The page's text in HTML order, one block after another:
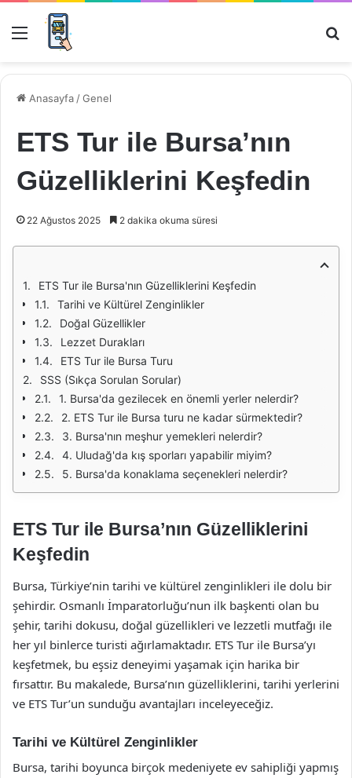
Menü
Anasayfa /Genel
ETS Tur ile Bursa’nın
Güzelliklerini Keşfedin
22 Ağustos 2025 2 dakika okuma süresi
ETS Tur ile Bursa'nın Güzelliklerini Keşfedin
Tarihi ve Kültürel Zenginlikler
Doğal Güzellikler
Lezzet Durakları
ETS Tur ile Bursa Turu
SSS (Sıkça Sorulan Sorular)
1. Bursa'da gezilecek en önemli yerler nelerdir?
2. ETS Tur ile Bursa turu ne kadar sürmektedir?
3. Bursa'nın meşhur yemekleri nelerdir?
4. Uludağ'da kış sporları yapabilir miyim?
5. Bursa'da konaklama seçenekleri nelerdir?
ETS Tur ile Bursa’nın Güzelliklerini
Keşfedin
Bursa, Türkiye’nin tarihi ve kültürel zenginlikleri ile dolu bir
şehirdir. Osmanlı İmparatorluğu’nun ilk başkenti olan bu
şehir, tarihi dokusu, doğal güzellikleri ve lezzetli mutfağı ile
her yıl binlerce turisti ağırlamaktadır. ETS Tur ile Bursa’yı
keşfetmek, bu eşsiz deneyimi yaşamak için harika bir
fırsattır. Bu makalede, Bursa’nın güzelliklerini, tarihi yerlerini
ve ETS Tur’un sunduğu avantajları inceleyeceğiz.
Tarihi ve Kültürel Zenginlikler
Bursa, tarihi boyunca birçok medeniyete ev sahipliği yapmış